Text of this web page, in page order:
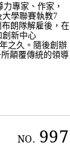
力專家、作家，
學聯賽執教7
朗隊解雇後，在
創新中心
之久。隨後創辦
所顛覆傳統的領導
NO. 997